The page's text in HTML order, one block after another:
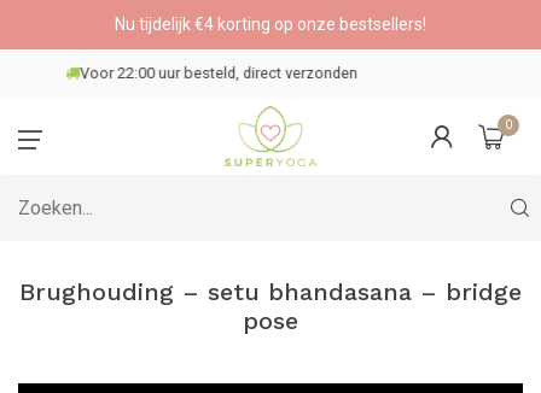
Nu tijdelijk €4 korting op onze bestsellers!
Veilig betalen
0
Brughouding – setu bhandasana – bridge
pose